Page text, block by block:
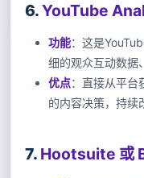
6.YouTube
功能：这是
细的观众互动数据
优点：直接从平台
的内容决策，持续
7. Hootsuite 或